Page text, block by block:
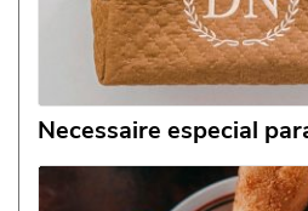
Necessaire especial